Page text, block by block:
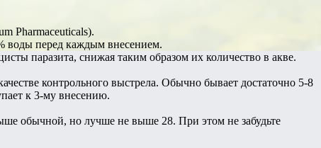
Pharmaceuticals).
воды перед каждым внесением.
паразита, снижая таким образом их количество в акве.
контрольного выстрела. Обычно бывает достаточно 5-8
к 3-му внесению.
обычной, но лучше не выше 28. При этом не забудьте